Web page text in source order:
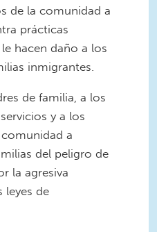
de la comunidad a
prácticas
hacen daño a los
inmigrantes.
de familia, a los
y a los
a
del peligro de
la agresiva
leyes de